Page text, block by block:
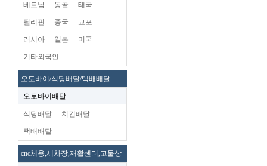
베트남 몽골 태국
필리핀 중국 교포
러시아 일본 미국
기타외국인
오토바이/식당배달/택배배달
오토바이배달
식당배달 치킨배달
택배배달
cnc체용,세차장,재활센터,고물상